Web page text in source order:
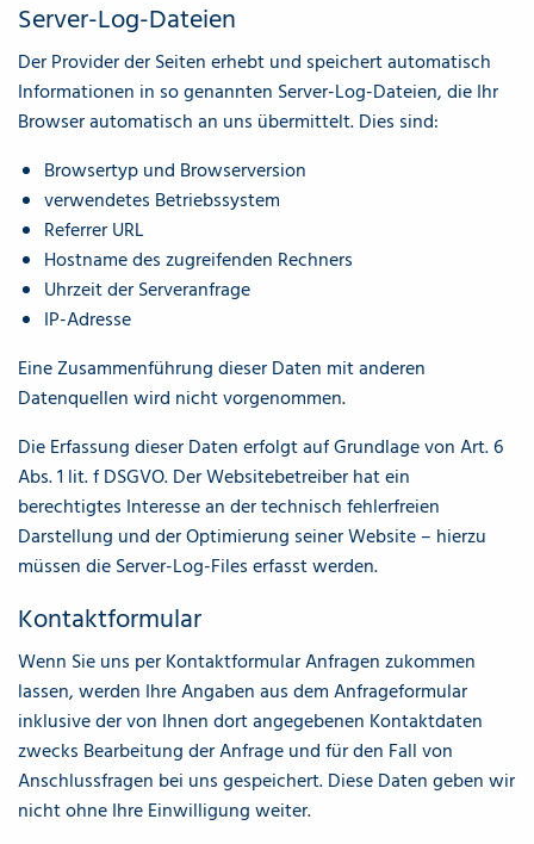
Server-Log-Dateien
Der Provider der Seiten erhebt und speichert automatisch
Informationen in so genannten Server-Log-Dateien, die Ihr
Browser automatisch an uns übermittelt. Dies sind:
Browsertyp und Browserversion
verwendetes Betriebssystem
Referrer URL
Hostname des zugreifenden Rechners
Uhrzeit der Serveranfrage
IP-Adresse
Eine Zusammenführung dieser Daten mit anderen
Datenquellen wird nicht vorgenommen.
Die Erfassung dieser Daten erfolgt auf Grundlage von Art. 6
Abs. 1 lit. f DSGVO. Der Websitebetreiber hat ein
berechtigtes Interesse an der technisch fehlerfreien
Darstellung und der Optimierung seiner Website – hierzu
müssen die Server-Log-Files erfasst werden.
Kontaktformular
Wenn Sie uns per Kontaktformular Anfragen zukommen
lassen, werden Ihre Angaben aus dem Anfrageformular
inklusive der von Ihnen dort angegebenen Kontaktdaten
zwecks Bearbeitung der Anfrage und für den Fall von
Anschlussfragen bei uns gespeichert. Diese Daten geben wir
nicht ohne Ihre Einwilligung weiter.